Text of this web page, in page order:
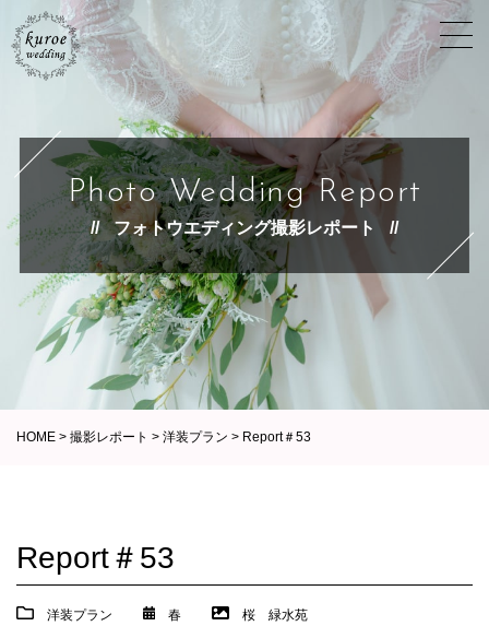
Photo Wedding Report
フォトウエディング撮影レポート
HOME > 撮影レポート > 洋装プラン > Report＃53
Report＃53
洋装プラン 春 桜 緑水苑